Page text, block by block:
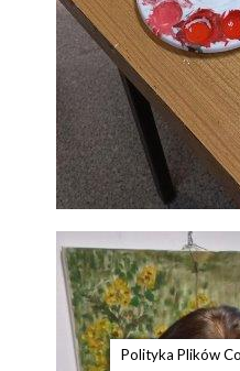
Polityka Plików